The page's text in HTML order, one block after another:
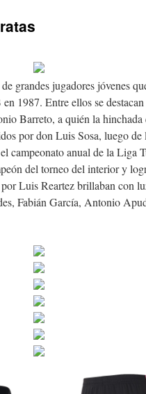
grandes jugadores jóvenes
1987. Entre ellos se
Barreto, a quién la
por don Luis Sosa, luego de
anual de la Liga
del torneo del interior y
Luis Reartez brillaban con
Fabián García, Antonio